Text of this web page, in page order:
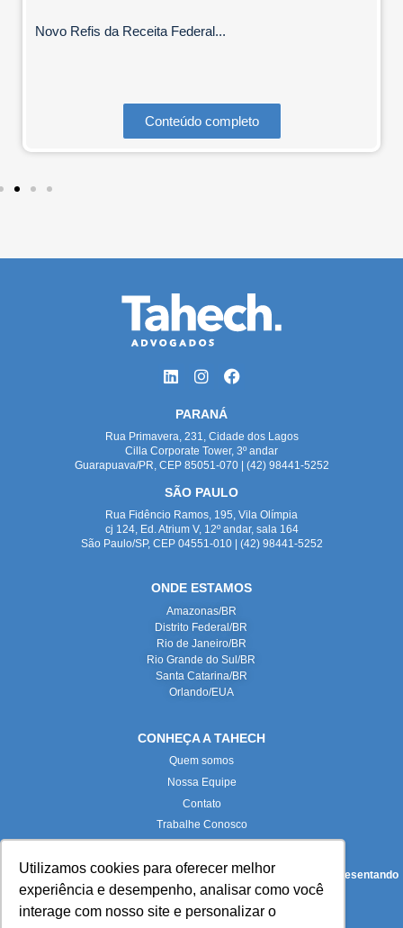
Utilizamos cookies para oferecer melhor
experiência e desempenho, analisar como você
interage com nosso site e personalizar o
Novo Refis da Receita Federal...
Conteúdo completo
PARANÁ
Rua Primavera, 231, Cidade dos Lagos
Cilla Corporate Tower, 3º andar
Guarapuava/PR, CEP 85051-070 | (42) 98441-5252
SÃO PAULO
Rua Fidêncio Ramos, 195, Vila Olímpia
cj 124, Ed. Atrium V, 12º andar, sala 164
São Paulo/SP, CEP 04551-010 | (42) 98441-5252
ONDE ESTAMOS
Amazonas/BR
Distrito Federal/BR
Rio de Janeiro/BR
Rio Grande do Sul/BR
Santa Catarina/BR
Orlando/EUA
CONHEÇA A TAHECH
Quem somos
Nossa Equipe
Contato
Trabalhe Conosco
Todas as imagens deste site foram produzidas internamente, representando
fielmente nossas instalações e equipe.